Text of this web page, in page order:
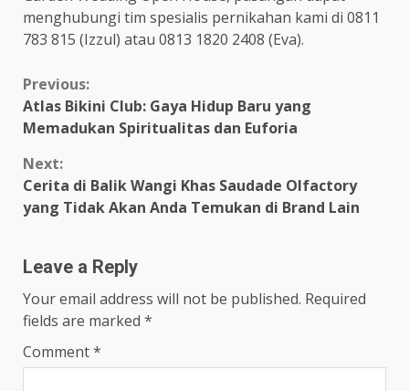
menghubungi tim spesialis pernikahan kami di 0811
783 815 (Izzul) atau 0813 1820 2408 (Eva).
Continue
Reading
Previous:
Atlas Bikini Club: Gaya Hidup Baru yang
Memadukan Spiritualitas dan Euforia
Next:
Cerita di Balik Wangi Khas Saudade Olfactory
yang Tidak Akan Anda Temukan di Brand Lain
Leave a Reply
Your email address will not be published. Required
fields are marked *
Comment*